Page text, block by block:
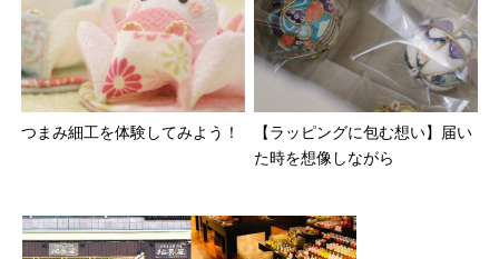
つまみ細工を体験してみよう！
【ラッピングに包む想い】届い
た時を想像しながら